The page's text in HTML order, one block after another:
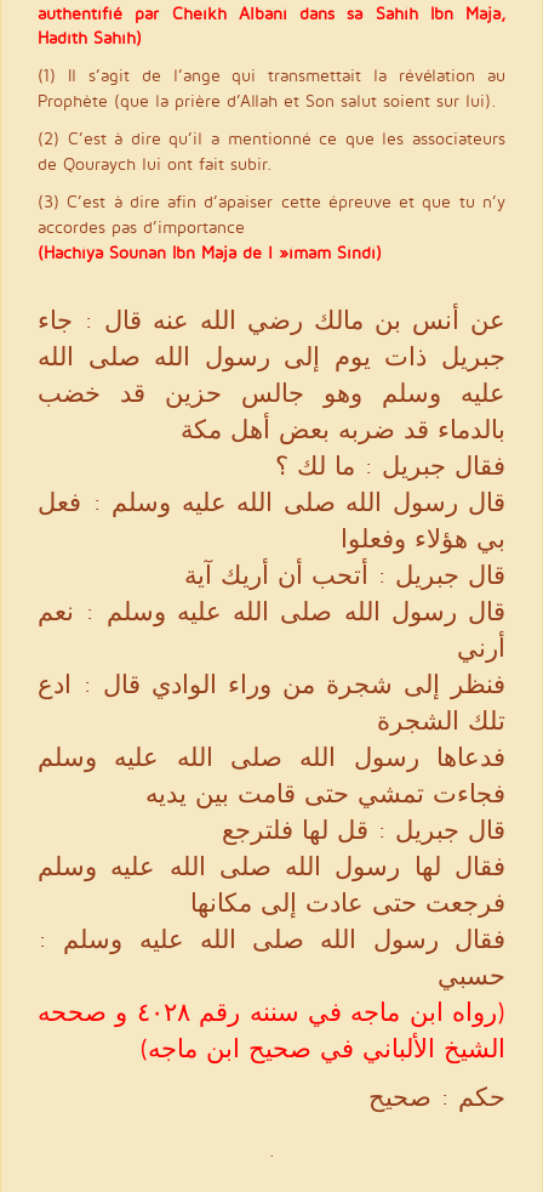
authentifié par Cheikh Albani dans sa Sahih Ibn Maja,
Hadith Sahih)
(1) Il s’agit de l’ange qui transmettait la révélation au
Prophète (que la prière d’Allah et Son salut soient sur lui).
(2) C’est à dire qu’il a mentionné ce que les associateurs
de Qouraych lui ont fait subir.
(3) C’est à dire afin d’apaiser cette épreuve et que tu n’y
accordes pas d’importance
(Hachiya Sounan Ibn Maja de l »imam Sindi)
عن أنس بن مالك رضي الله عنه قال : جاء
جبريل ذات يوم إلى رسول الله صلى الله
عليه وسلم وهو جالس حزين قد خضب
بالدماء قد ضربه بعض أهل مكة
فقال جبريل : ما لك ؟
قال رسول الله صلى الله عليه وسلم : فعل
بي هؤلاء وفعلوا
قال جبريل : أتحب أن أريك آية
قال رسول الله صلى الله عليه وسلم : نعم
أرني
فنظر إلى شجرة من وراء الوادي قال : ادع
تلك الشجرة
فدعاها رسول الله صلى الله عليه وسلم
فجاءت تمشي حتى قامت بين يديه
قال جبريل : قل لها فلترجع
فقال لها رسول الله صلى الله عليه وسلم
فرجعت حتى عادت إلى مكانها
فقال رسول الله صلى الله عليه وسلم :
حسبي
(رواه ابن ماجه في سننه رقم ٤٠٢٨ و صححه
الشيخ الألباني في صحيح ابن ماجه)
حكم : صحيح